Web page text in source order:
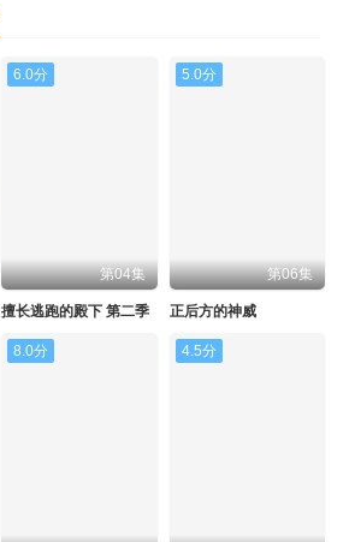
6.0分
第04集
擅长逃跑的殿下 第二季
5.0分
第06集
正后方的神威
8.0分 4.5分